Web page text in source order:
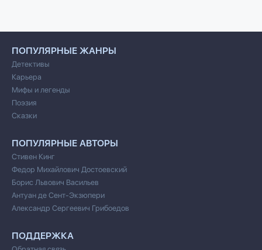
ПОПУЛЯРНЫЕ ЖАНРЫ
Детективы
Карьера
Мифы и легенды
Поэзия
Сказки
ПОПУЛЯРНЫЕ АВТОРЫ
Стивен Кинг
Федор Михайлович Достоевский
Борис Львович Васильев
Антуан де Сент-Экзюпери
Александр Сергеевич Грибоедов
ПОДДЕРЖКА